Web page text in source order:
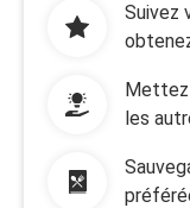
Suivez
Mettez
les